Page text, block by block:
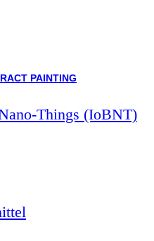
Things (IoBNT)